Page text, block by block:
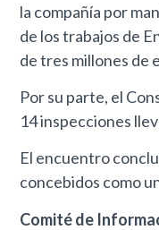
la compañía por
de los trabajos de
de tres millones de
Por su parte, el
14 inspecciones
El encuentro
concebidos como
Comité de